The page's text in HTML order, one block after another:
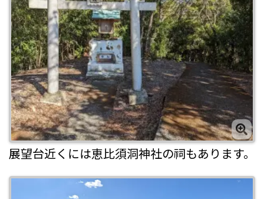
展望台近くには恵比須洞神社の祠もあります。